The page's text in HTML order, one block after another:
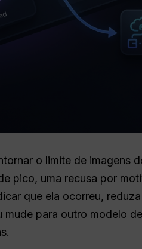
o limite de imagens
pico, uma recusa por
que ela ocorreu,
para outro modelo